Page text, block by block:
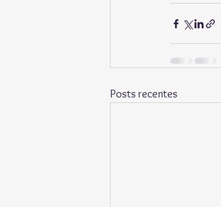
Posts recentes